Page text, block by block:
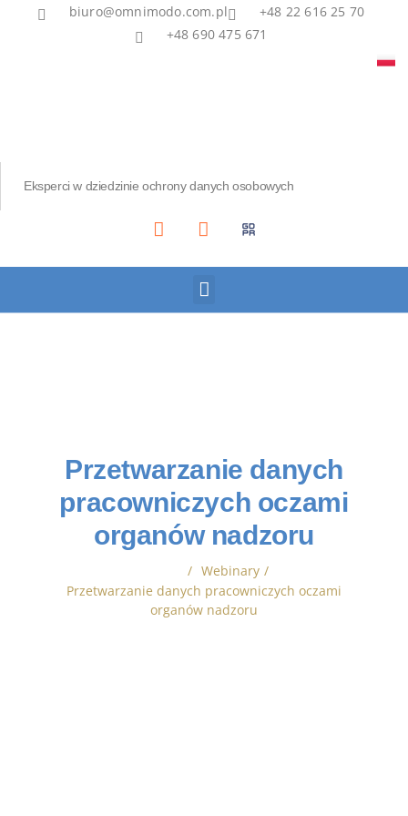
biuro@omnimodo.com.pl
+48 22 616 25 70
+48 690 475 671
Eksperci w dziedzinie ochrony danych osobowych
Przetwarzanie danych
pracowniczych oczami
organów nadzoru
/ Webinary /
Przetwarzanie danych pracowniczych oczami
organów nadzoru